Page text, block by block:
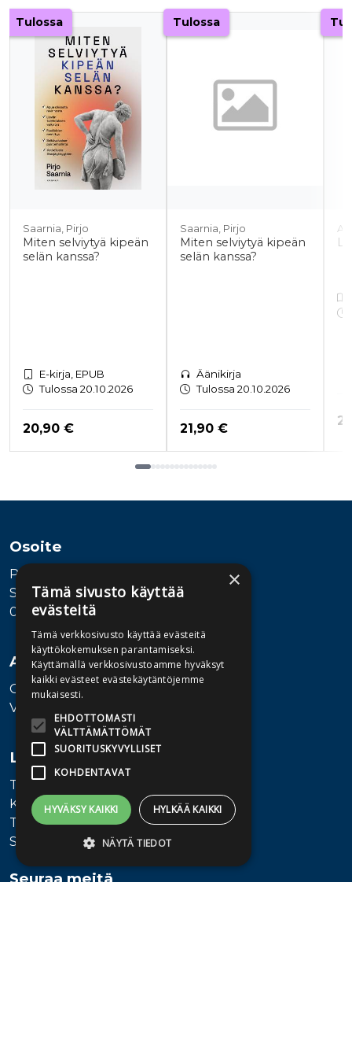
Tuoteluettelon alku
Tulossa
Saarnia, Pirjo
Miten selviytyä kipeän
selän kanssa?
E-kirja, EPUB
Tulossa 20.10.2026
Hinta nyt
20,90 €
Tulossa
Saarnia, Pirjo
Miten selviytyä kipeän
selän kanssa?
Äänikirja
Tulossa 20.10.2026
Hinta nyt
21,90 €
Osoite
Publiva Oy
Sörnäistenkatu 1
00580 Helsinki
Asiakaspalvelu
Ota yhteyttä
Vaihde: 010 345100
Lisätietoa
Toimitusehdot
Käyttöohjeet
Tietosuojaseloste
Saavutettavuusseloste
Seuraa meitä
×
Tämä sivusto käyttää
evästeitä
Tämä verkkosivusto käyttää evästeitä
käyttökokemuksen parantamiseksi.
Käyttämällä verkkosivustoamme hyväksyt
kaikki evästeet evästekäytäntöjemme
mukaisesti.
EHDOTTOMASTI
VÄLTTÄMÄTTÖMÄT
SUORITUSKYVYLLISET
KOHDENTAVAT
HYVÄKSY KAIKKI HYLKÄÄ KAIKKI
NÄYTÄ TIEDOT